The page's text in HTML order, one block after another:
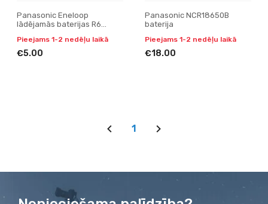
Panasonic Eneloop
lādējamās baterijas R6
Pieejams 1-2 nedēļu laikā
€5.00
Panasonic NCR18650B
baterija
Pieejams 1-2 nedēļu laikā
€18.00
1